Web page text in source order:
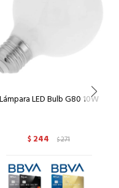
Lámpara LED Bulb G80 10W
$ 244 $271